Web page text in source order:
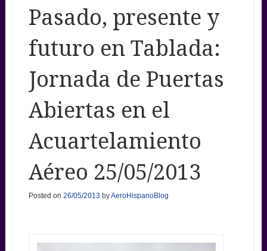
Pasado, presente y
futuro en Tablada:
Jornada de Puertas
Abiertas en el
Acuartelamiento
Aéreo 25/05/2013
Posted on 26/05/2013 byAeroHispanoBlog